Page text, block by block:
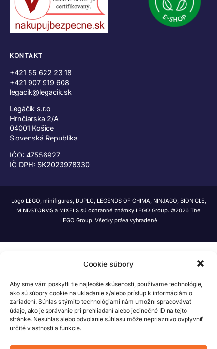
Cookie súbory
Aby sme vám poskytli tie najlepšie skúsenosti, používame technológie,
ako sú súbory cookie na ukladanie a/alebo prístup k informáciám o
zariadení. Súhlas s týmito technológiami nám umožní spracovávať
údaje, ako je správanie pri prehliadaní alebo jedinečné ID na tejto
stránke. Nesúhlas alebo odvolanie súhlasu môže nepriaznivo ovplyvniť
určité vlastnosti a funkcie.
KONTAKT
+421 55 622 23 18
+421 907 919 608
legacik@legacik.sk
Legáčik s.r.o
Hrnčiarska 2/A
04001 Košice
Slovenská Republika
IČO: 47556927
IČ DPH: SK2023978330
Logo LEGO, minifigures, DUPLO, LEGENDS OF CHIMA, NINJAGO, BIONICLE,
MINDSTORMS a MIXELS sú ochranné známky LEGO Group. ©2026 The
LEGO Group. Všetky práva vyhradené